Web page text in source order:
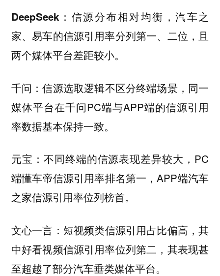
DeepSeek： 信源分布相对均衡，汽车之
家、易车的信源引用率分列第一、二位，且
两个媒体平台差距较小。
千问：信源选取逻辑不区分终端场景，同一
媒体平台在千问PC端与APP端的信源引用
率数据基本保持一致。
元宝： 不同终端的信源表现差异较大，PC
端懂车帝信源引用率排名第一，APP端汽车
之家信源引用率位列榜首。
文心一言： 短视频类信源引用占比偏高，其
中好看视频信源引用率位列第二，其表现甚
至超越了部分汽车垂类媒体平台。